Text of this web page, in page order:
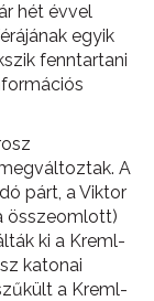
hét évvel
egyik
fenntartani
A
párt, a Viktor
összeomlott)
ki a Kreml-
katonai
a Kreml-